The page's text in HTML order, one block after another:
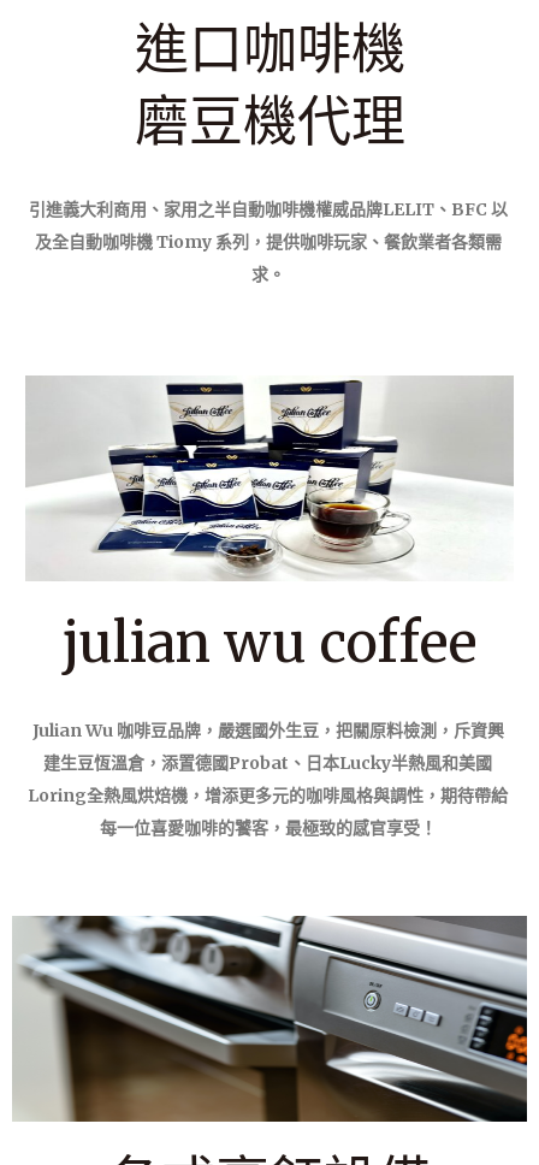
進口咖啡機
磨豆機代理
引進義大利商用、家用之半自動咖啡機權威品牌LELIT、BFC 以
及全自動咖啡機 Tiomy 系列，提供咖啡玩家、餐飲業者各類需
求。
julian wu coffee
Julian Wu 咖啡豆品牌，嚴選國外生豆，把關原料檢測，斥資興
建生豆恆溫倉，添置德國Probat、日本Lucky半熱風和美國
Loring全熱風烘焙機，增添更多元的咖啡風格與調性，期待帶給
每一位喜愛咖啡的饕客，最極致的感官享受！